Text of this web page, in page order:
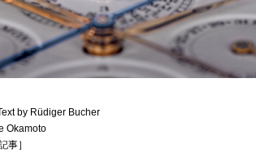
by Rüdiger Bucher
Okamoto
事］